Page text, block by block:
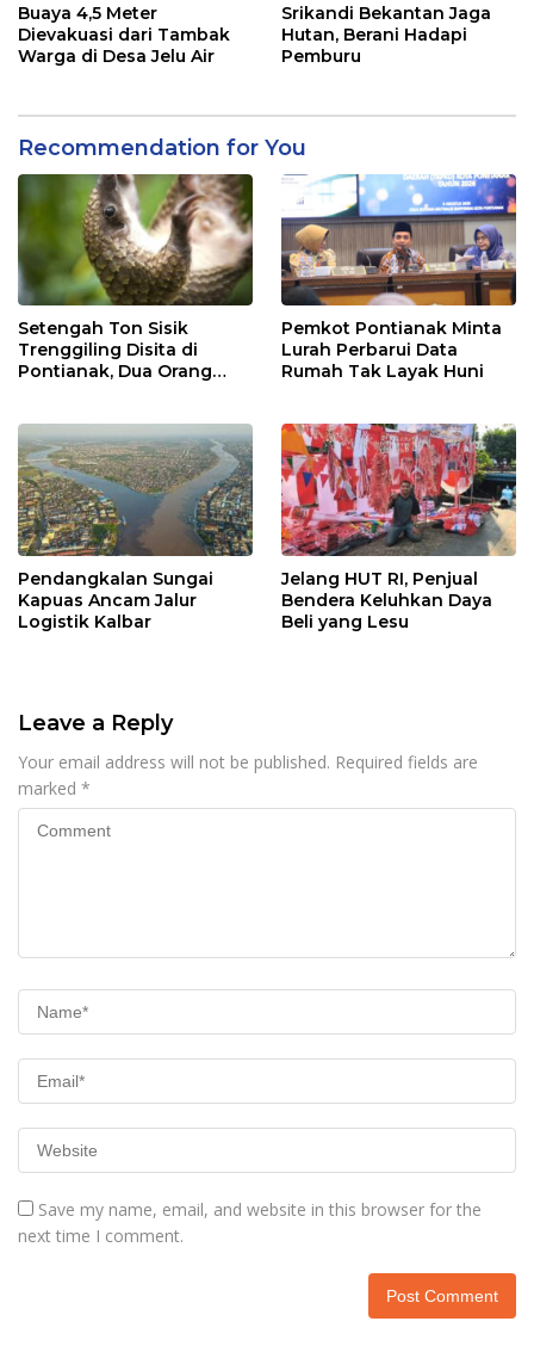
Buaya 4,5 Meter
Dievakuasi dari Tambak
Warga di Desa Jelu Air
Srikandi Bekantan Jaga
Hutan, Berani Hadapi
Pemburu
Recommendation for You
Setengah Ton Sisik
Trenggiling Disita di
Pontianak, Dua Orang
Pemkot Pontianak Minta
Lurah Perbarui Data
Rumah Tak Layak Huni
Pendangkalan Sungai
Kapuas Ancam Jalur
Logistik Kalbar
Jelang HUT RI, Penjual
Bendera Keluhkan Daya
Beli yang Lesu
Leave a Reply
Your email address will not be published. Required fields are
marked *
Save my name, email, and website in this browser for the
next time I comment.